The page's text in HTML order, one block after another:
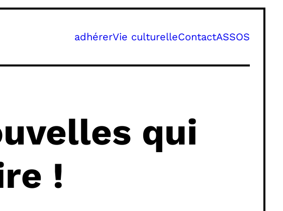
adhérerVie culturelleContactASSOS
qui
!